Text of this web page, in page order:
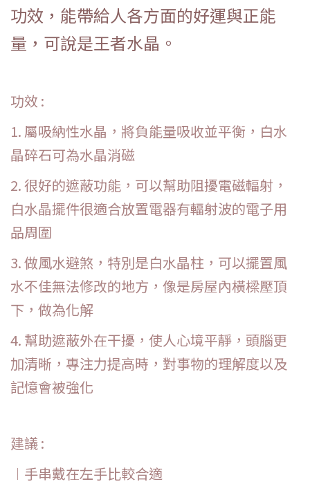
功效，能帶給人各方面的好運與正能
量，可說是王者水晶。
功效 :
1. 屬吸納性水晶，將負能量吸收並平衡，白水
晶碎石可為水晶消磁
2. 很好的遮蔽功能，可以幫助阻擾電磁輻射，
白水晶擺件很適合放置電器有輻射波的電子用
品周圍
3. 做風水避煞，特別是白水晶柱，可以擺置風
水不佳無法修改的地方，像是房屋內橫樑壓頂
下，做為化解
4. 幫助遮蔽外在干擾，使人心境平靜，頭腦更
加清晰，專注力提高時，對事物的理解度以及
記憶會被強化
建議 :
︱手串戴在左手比較合適